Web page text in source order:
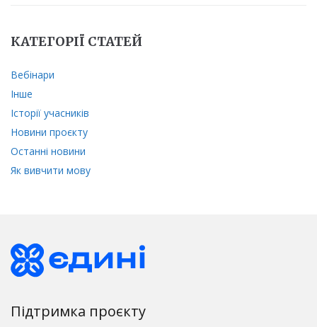
КАТЕГОРІЇ СТАТЕЙ
Вебінари
Інше
Історії учасників
Новини проєкту
Останні новини
Як вивчити мову
Підтримка проєкту